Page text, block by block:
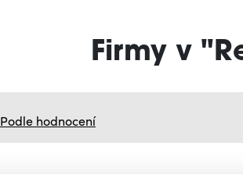
Firmy v
Podle hodnocení